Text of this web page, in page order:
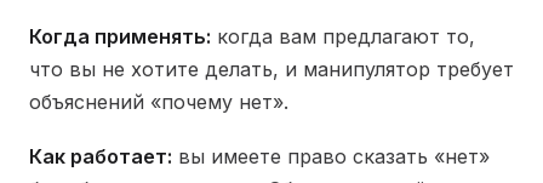
Когда применять: когда вам предлагают то,
что вы не хотите делать, и манипулятор требует
объяснений «почему нет».
Как работает: вы имеете право сказать «нет»